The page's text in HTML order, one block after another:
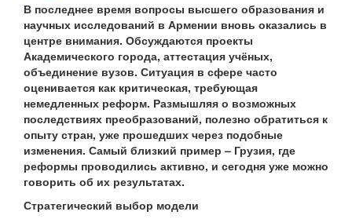
В последнее время вопросы высшего образования и
научных исследований в Армении вновь оказались в
центре внимания. Обсуждаются проекты
Академического города, аттестация учёных,
объединение вузов. Ситуация в сфере часто
оценивается как критическая, требующая
немедленных реформ. Размышляя о возможных
последствиях преобразований, полезно обратиться к
опыту стран, уже прошедших через подобные
изменения. Самый близкий пример – Грузия, где
реформы проводились активно, и сегодня уже можно
говорить об их результатах.
Стратегический выбор модели